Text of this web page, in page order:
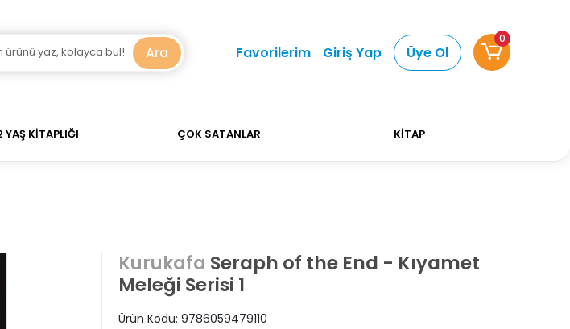
Gün Kargo! 700 TL Üzeri Alışverişlerinizde Kargo Ücretsiz! Bizi tercih
Ara Favorilerim Giriş Yap Üye Ol
0
YAŞ KİTAPLIĞI ÇOK SATANLAR KİTAP
Kurukafa Seraph of the End - Kıyamet
Meleği Serisi 1
Ürün Kodu: 9786059479110